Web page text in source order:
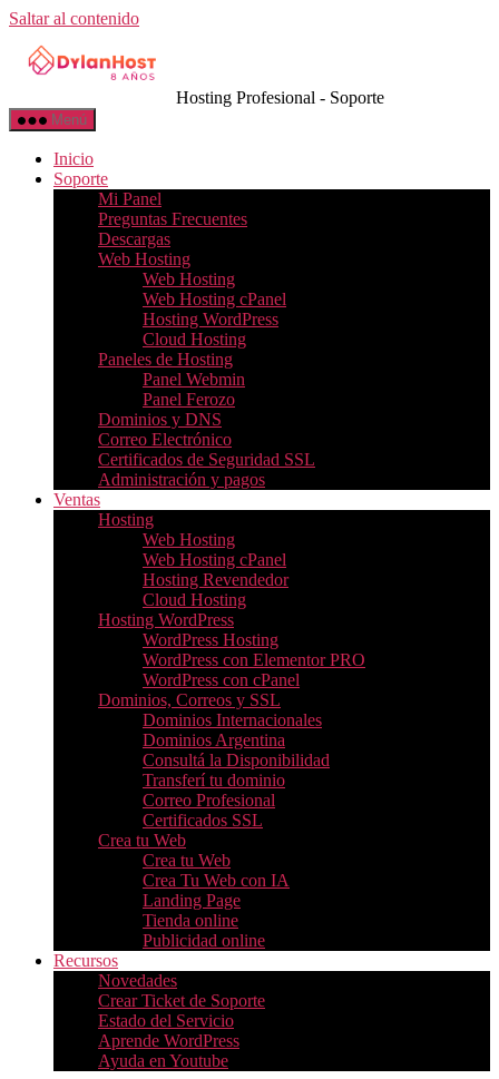
Saltar al contenido
Hosting Profesional - Soporte
Menú
Inicio
Soporte
Mi Panel
Preguntas Frecuentes
Descargas
Web Hosting
Web Hosting
Web Hosting cPanel
Hosting WordPress
Cloud Hosting
Paneles de Hosting
Panel Webmin
Panel Ferozo
Dominios y DNS
Correo Electrónico
Certificados de Seguridad SSL
Administración y pagos
Ventas
Hosting
Web Hosting
Web Hosting cPanel
Hosting Revendedor
Cloud Hosting
Hosting WordPress
WordPress Hosting
WordPress con Elementor PRO
WordPress con cPanel
Dominios, Correos y SSL
Dominios Internacionales
Dominios Argentina
Consultá la Disponibilidad
Transferí tu dominio
Correo Profesional
Certificados SSL
Crea tu Web
Crea tu Web
Crea Tu Web con IA
Landing Page
Tienda online
Publicidad online
Recursos
Novedades
Crear Ticket de Soporte
Estado del Servicio
Aprende WordPress
Ayuda en Youtube